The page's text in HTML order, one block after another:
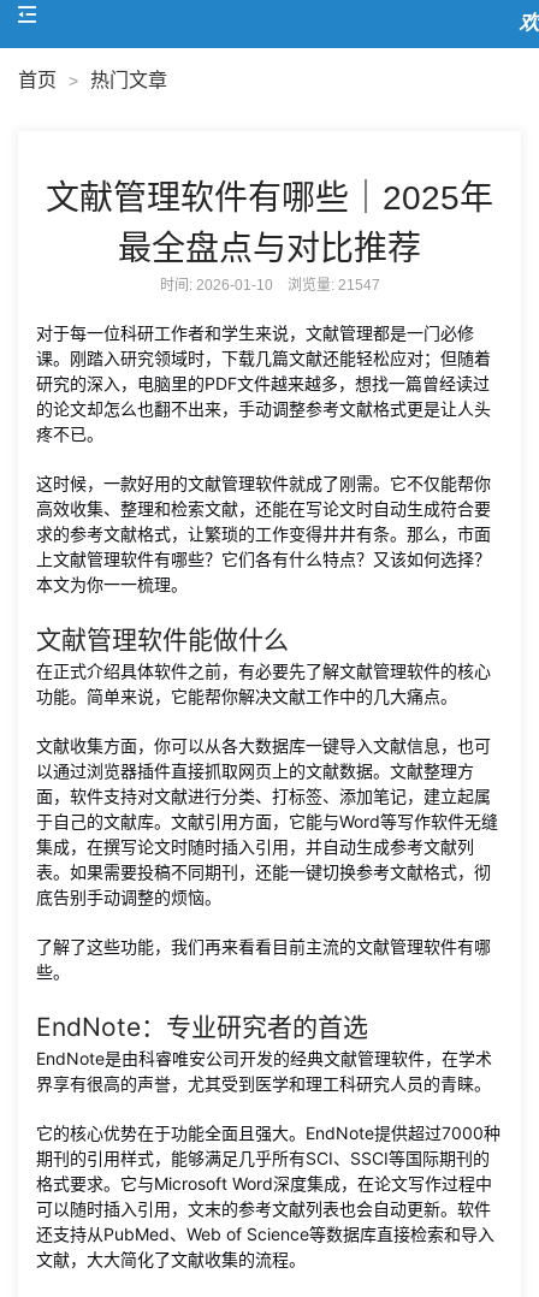
欢
首页 > 热门文章
文献管理软件有哪些｜2025年
最全盘点与对比推荐
时间: 2026-01-10 浏览量: 21547
对于每一位科研工作者和学生来说，文献管理都是一门必修
课。刚踏入研究领域时，下载几篇文献还能轻松应对；但随着
研究的深入，电脑里的PDF文件越来越多，想找一篇曾经读过
的论文却怎么也翻不出来，手动调整参考文献格式更是让人头
疼不已。
这时候，一款好用的文献管理软件就成了刚需。它不仅能帮你
高效收集、整理和检索文献，还能在写论文时自动生成符合要
求的参考文献格式，让繁琐的工作变得井井有条。那么，市面
上文献管理软件有哪些？它们各有什么特点？又该如何选择？
本文为你一一梳理。
文献管理软件能做什么
在正式介绍具体软件之前，有必要先了解文献管理软件的核心
功能。简单来说，它能帮你解决文献工作中的几大痛点。
文献收集方面，你可以从各大数据库一键导入文献信息，也可
以通过浏览器插件直接抓取网页上的文献数据。文献整理方
面，软件支持对文献进行分类、打标签、添加笔记，建立起属
于自己的文献库。文献引用方面，它能与Word等写作软件无缝
集成，在撰写论文时随时插入引用，并自动生成参考文献列
表。如果需要投稿不同期刊，还能一键切换参考文献格式，彻
底告别手动调整的烦恼。
了解了这些功能，我们再来看看目前主流的文献管理软件有哪
些。
EndNote：专业研究者的首选
EndNote是由科睿唯安公司开发的经典文献管理软件，在学术
界享有很高的声誉，尤其受到医学和理工科研究人员的青睐。
它的核心优势在于功能全面且强大。EndNote提供超过7000种
期刊的引用样式，能够满足几乎所有SCI、SSCI等国际期刊的
格式要求。它与Microsoft Word深度集成，在论文写作过程中
可以随时插入引用，文末的参考文献列表也会自动更新。软件
还支持从PubMed、Web of Science等数据库直接检索和导入
文献，大大简化了文献收集的流程。